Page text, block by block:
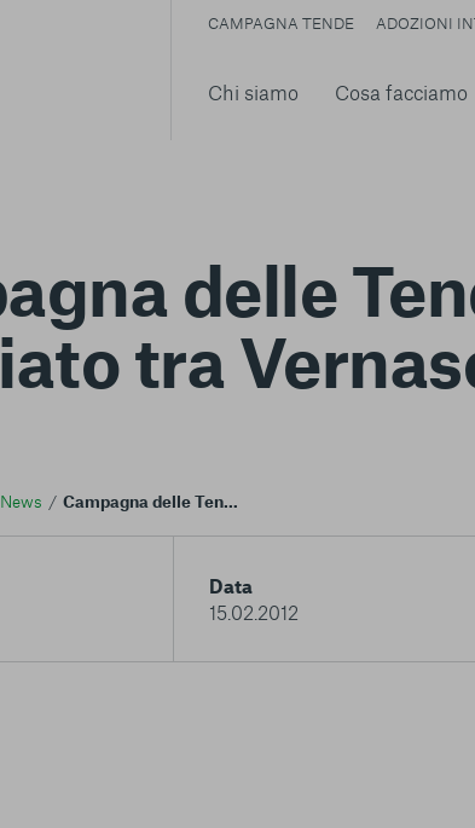
Chi siamo Cosa facciamo
CAMPAGNA TENDE ADOZIONI
delle
tra
News Campagna delle Tende: Un pezzo di mondo cambiato tra Vernasca e Redecesio per AVSI
Data
15.02.2012